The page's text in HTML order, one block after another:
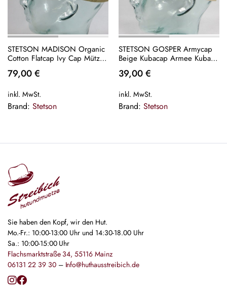
STETSON MADISON Organic
Cotton Flatcap Ivy Cap Mütze
Baumwolle oliv NEU
79,00€
inkl. MwSt.
Brand: Stetson
STETSON GOSPER Armycap
Beige Kubacap Armee Kuba
Cap Mütze Fullcap Basecap
NEU
39,00€
inkl. MwSt.
Brand: Stetson
Sie haben den Kopf, wir den Hut.
Mo.-Fr.: 10:00-13:00 Uhr und 14:30-18.00 Uhr
Sa.: 10:00-15:00 Uhr
Flachsmarktstraße 34, 55116 Mainz
06131 22 39 30– Info@huthausstreibich.de